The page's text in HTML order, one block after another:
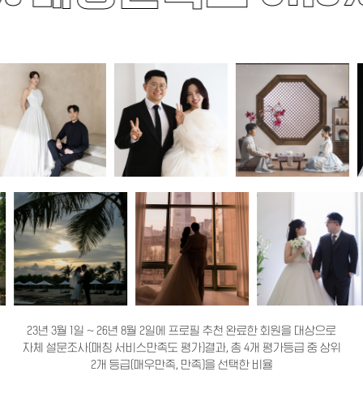
23년 3월 1일 ~ 26년 8월 2일에 프로필 추천 완료한 회원을 대상으로
자체 설문조사(매칭 서비스만족도 평가)결과, 총 4개 평가등급 중 상위
2개 등급(매우만족, 만족)을 선택한 비율